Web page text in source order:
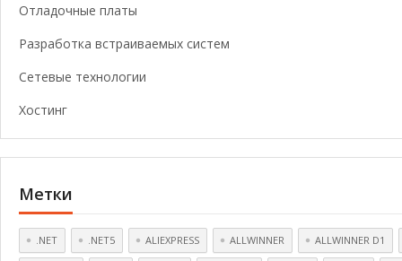
Отладочные платы
Разработка встраиваемых систем
Сетевые технологии
Хостинг
Метки
.NET .NET5 ALIEXPRESS ALLWINNER ALLWINNER D1